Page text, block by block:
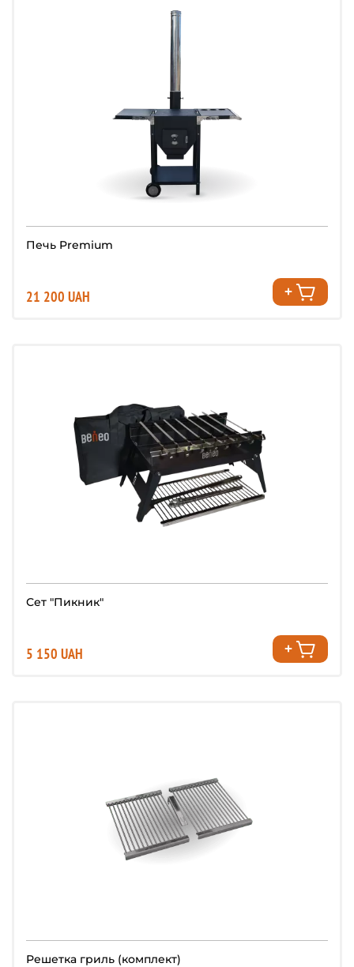
Печь Premium
21 200 UAH
Сет "Пикник"
5 150 UAH
Решетка гриль (комплект)